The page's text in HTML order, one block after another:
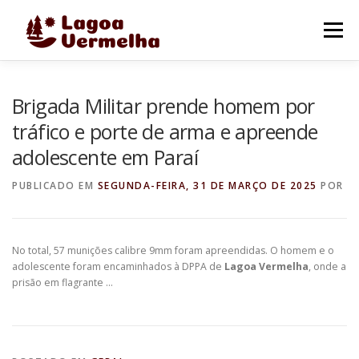
Menu
FALE CONOSCO
Brigada Militar prende homem por
tráfico e porte de arma e apreende
adolescente em Paraí
PUBLICADO EM SEGUNDA-FEIRA, 31 DE MARÇO DE 2025 POR
No total, 57 munições calibre 9mm foram apreendidas. O homem e o
adolescente foram encaminhados à DPPA de Lagoa Vermelha, onde a
prisão em flagrante …